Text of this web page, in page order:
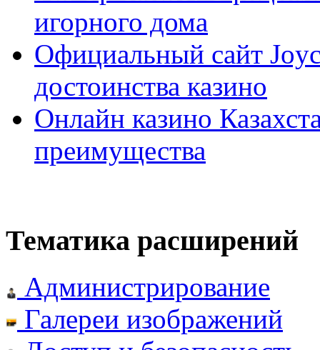
игорного дома
Официальный сайт
достоинства казино
Онлайн казино
преимущества
Тематика расширений
Администрирование
Галереи изображений